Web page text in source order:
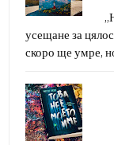
усещане за
скоро ще умре,